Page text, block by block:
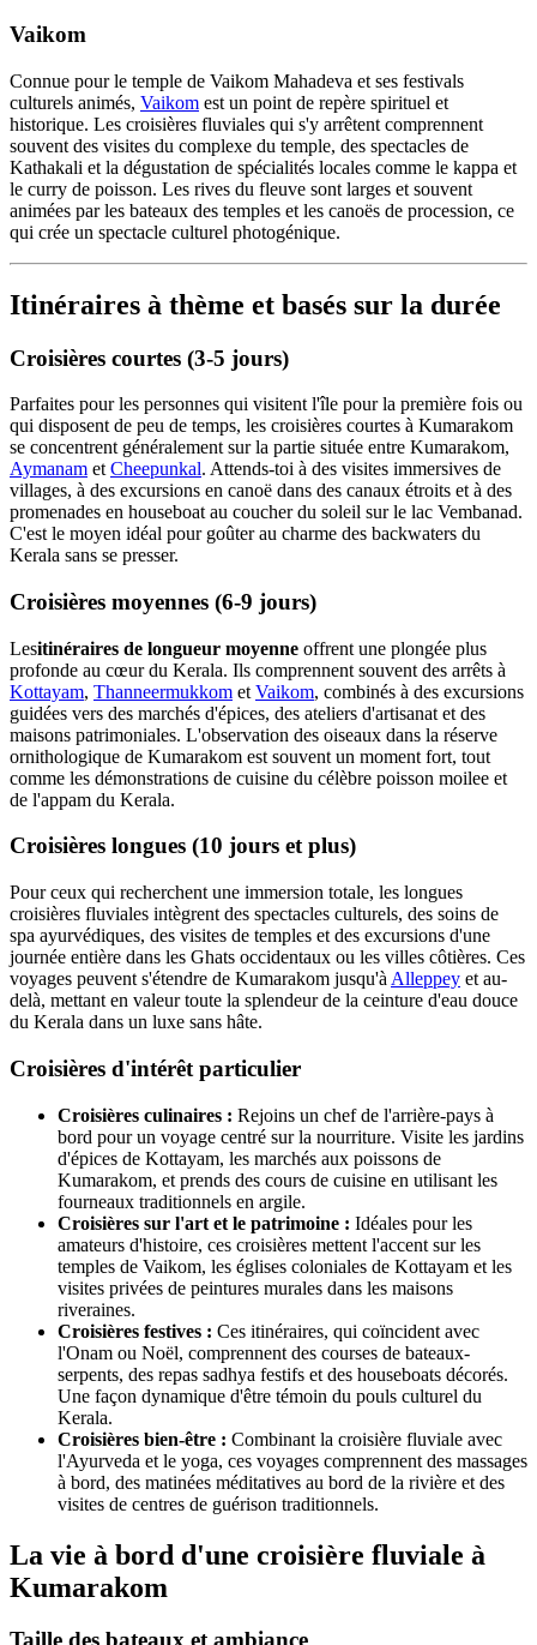
Vaikom
Connue pour le temple de Vaikom Mahadeva et ses festivals
culturels animés, Vaikom est un point de repère spirituel et
historique. Les croisières fluviales qui s'y arrêtent comprennent
souvent des visites du complexe du temple, des spectacles de
Kathakali et la dégustation de spécialités locales comme le kappa et
le curry de poisson. Les rives du fleuve sont larges et souvent
animées par les bateaux des temples et les canoës de procession, ce
qui crée un spectacle culturel photogénique.
Itinéraires à thème et basés sur la durée
Croisières courtes (3-5 jours)
Parfaites pour les personnes qui visitent l'île pour la première fois ou
qui disposent de peu de temps, les croisières courtes à Kumarakom
se concentrent généralement sur la partie située entre Kumarakom,
Aymanam et Cheepunkal. Attends-toi à des visites immersives de
villages, à des excursions en canoë dans des canaux étroits et à des
promenades en houseboat au coucher du soleil sur le lac Vembanad.
C'est le moyen idéal pour goûter au charme des backwaters du
Kerala sans se presser.
Croisières moyennes (6-9 jours)
Lesitinéraires de longueur moyenne offrent une plongée plus
profonde au cœur du Kerala. Ils comprennent souvent des arrêts à
Kottayam, Thanneermukkom et Vaikom, combinés à des excursions
guidées vers des marchés d'épices, des ateliers d'artisanat et des
maisons patrimoniales. L'observation des oiseaux dans la réserve
ornithologique de Kumarakom est souvent un moment fort, tout
comme les démonstrations de cuisine du célèbre poisson moilee et
de l'appam du Kerala.
Croisières longues (10 jours et plus)
Pour ceux qui recherchent une immersion totale, les longues
croisières fluviales intègrent des spectacles culturels, des soins de
spa ayurvédiques, des visites de temples et des excursions d'une
journée entière dans les Ghats occidentaux ou les villes côtières. Ces
voyages peuvent s'étendre de Kumarakom jusqu'à Alleppey et au-
delà, mettant en valeur toute la splendeur de la ceinture d'eau douce
du Kerala dans un luxe sans hâte.
Croisières d'intérêt particulier
Croisières culinaires : Rejoins un chef de l'arrière-pays à
bord pour un voyage centré sur la nourriture. Visite les jardins
d'épices de Kottayam, les marchés aux poissons de
Kumarakom, et prends des cours de cuisine en utilisant les
fourneaux traditionnels en argile.
Croisières sur l'art et le patrimoine : Idéales pour les
amateurs d'histoire, ces croisières mettent l'accent sur les
temples de Vaikom, les églises coloniales de Kottayam et les
visites privées de peintures murales dans les maisons
riveraines.
Croisières festives : Ces itinéraires, qui coïncident avec
l'Onam ou Noël, comprennent des courses de bateaux-
serpents, des repas sadhya festifs et des houseboats décorés.
Une façon dynamique d'être témoin du pouls culturel du
Kerala.
Croisières bien-être : Combinant la croisière fluviale avec
l'Ayurveda et le yoga, ces voyages comprennent des massages
à bord, des matinées méditatives au bord de la rivière et des
visites de centres de guérison traditionnels.
La vie à bord d'une croisière fluviale à
Kumarakom